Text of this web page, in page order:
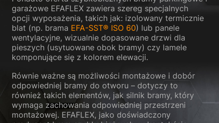
garażowe EFAFLEX zawiera szereg specjalnych
opcji wyposażenia, takich jak: izolowany termicznie
blat (np. brama EFA-SST® ISO 60) lub panele
wentylacyjne, wizualnie dopasowane drzwi dla
pieszych (usytuowane obok bramy) czy lamele
komponujące się z kolorem elewacji.
Równie ważne są możliwości montażowe i dobór
odpowiedniej bramy do otworu – dotyczy to
również takich elementów, jak silnik bramy, który
wymaga zachowania odpowiedniej przestrzeni
montażowej. EFAFLEX, jako doświadczony